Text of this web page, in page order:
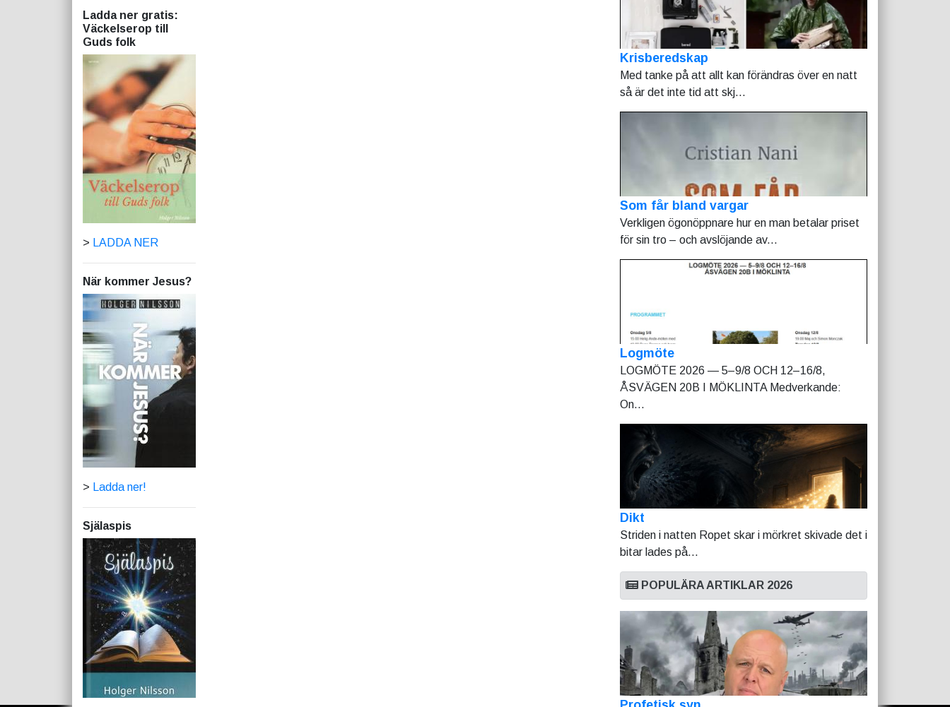
Ladda ner gratis:
Väckelserop till
Guds folk
> LADDA NER
När kommer Jesus?
> Ladda ner!
Själaspis
Krisberedskap
Med tanke på att allt kan förändras över en natt
så är det inte tid att skj...
Som får bland vargar
Verkligen ögonöppnare hur en man betalar priset
för sin tro – och avslöjande av...
Logmöte
LOGMÖTE 2026 — 5–9/8 OCH 12–16/8,
ÅSVÄGEN 20B I MÖKLINTA Medverkande:
On...
Dikt
Striden i natten Ropet skar i mörkret skivade det i
bitar lades på...
POPULÄRA ARTIKLAR 2026